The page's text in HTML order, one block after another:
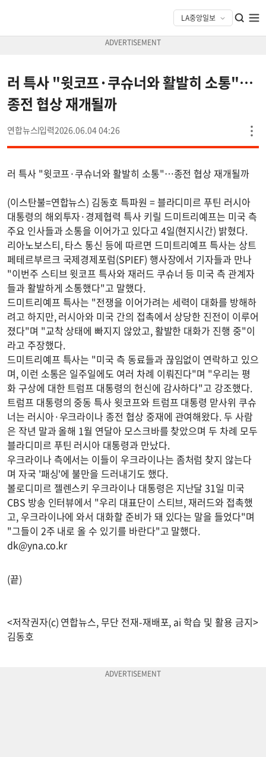
러 특사 "윗코프·쿠슈너와 활발히 소통"…
종전 협상 재개될까
연합뉴스 2026.06.04 04:26
러 특사 "윗코프·쿠슈너와 활발히 소통"…종전 협상 재개될까
(이스탄불=연합뉴스) 김동호 특파원 = 블라디미르 푸틴 러시아
대통령의 해외투자·경제협력 특사 키릴 드미트리예프는 미국 측
주요 인사들과 소통을 이어가고 있다고 4일(현지시간) 밝혔다.
리아노보스티, 타스 통신 등에 따르면 드미트리예프 특사는 상트
페테르부르크 국제경제포럼(SPIEF) 행사장에서 기자들과 만나
"이번주 스티브 윗코프 특사와 재러드 쿠슈너 등 미국 측 관계자
들과 활발하게 소통했다"고 말했다.
드미트리예프 특사는 "전쟁을 이어가려는 세력이 대화를 방해하
려고 하지만, 러시아와 미국 간의 접촉에서 상당한 진전이 이루어
졌다"며 "교착 상태에 빠지지 않았고, 활발한 대화가 진행 중"이
라고 주장했다.
드미트리예프 특사는 "미국 측 동료들과 끊임없이 연락하고 있으
며, 이런 소통은 일주일에도 여러 차례 이뤄진다"며 "우리는 평
화 구상에 대한 트럼프 대통령의 헌신에 감사하다"고 강조했다.
트럼프 대통령의 중동 특사 윗코프와 트럼프 대통령 맏사위 쿠슈
너는 러시아·우크라이나 종전 협상 중재에 관여해왔다. 두 사람
은 작년 말과 올해 1월 연달아 모스크바를 찾았으며 두 차례 모두
블라디미르 푸틴 러시아 대통령과 만났다.
우크라이나 측에서는 이들이 우크라이나는 좀처럼 찾지 않는다
며 자국 '패싱'에 불만을 드러내기도 했다.
볼로디미르 젤렌스키 우크라이나 대통령은 지난달 31일 미국
CBS 방송 인터뷰에서 "우리 대표단이 스티브, 재러드와 접촉했
고, 우크라이나에 와서 대화할 준비가 돼 있다는 말을 들었다"며
"그들이 2주 내로 올 수 있기를 바란다"고 말했다.
dk@yna.co.kr
(끝)
<저작권자(c) 연합뉴스, 무단 전재-재배포, ai 학습 및 활용 금지>
김동호